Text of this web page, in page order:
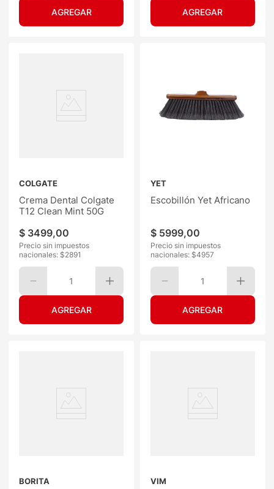
COLGATE
Crema Dental Colgate
T12 Clean Mint 50G
$ 3499,00
Precio sin impuestos
nacionales: $2891
1
YET
Escobillón Yet Africano
$ 5999,00
Precio sin impuestos
nacionales: $4957
1
BORITA VIM